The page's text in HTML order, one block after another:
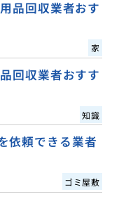
品回収業者おす
家
回収業者おすす
知識
依頼できる業者
ゴミ屋敷